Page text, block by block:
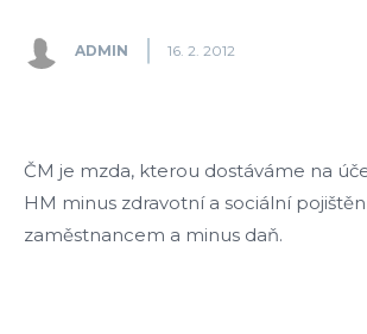
ADMIN 16. 2. 2012
ČM je mzda, kterou dostáváme na
HM minus zdravotní a sociální
zaměstnancem a minus daň.